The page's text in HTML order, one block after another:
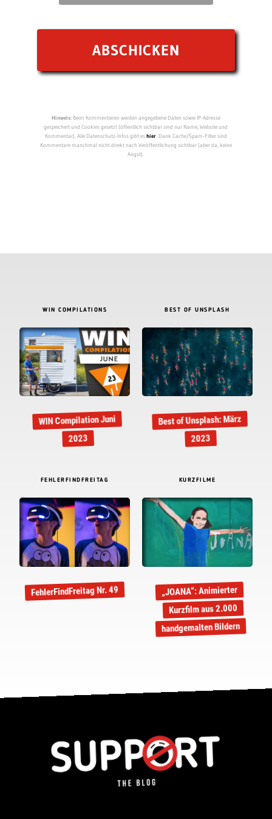
Hinweis:Beim Kommentieren werden angegebene Daten sowie IP-Adresse
gespeichert und Cookies gesetzt (öffentlich sichtbar sind nur Name, Website und
Kommentar). Alle Datenschutz-Infos gibt eshier. Dank Cache/Spam-Filter sind
Kommentare manchmal nicht direkt nach Veröffentlichung sichtbar (aber da, keine
Angst).
WIN COMPILATIONS
WIN Compilation Juni
2023
BEST OF UNSPLASH
Best of Unsplash: März
2023
FEHLERFINDFREITAG
FehlerFindFreitag Nr. 49
KURZFILME
„JOANA“: Animierter
Kurzfilm aus 2.000
handgemalten Bildern